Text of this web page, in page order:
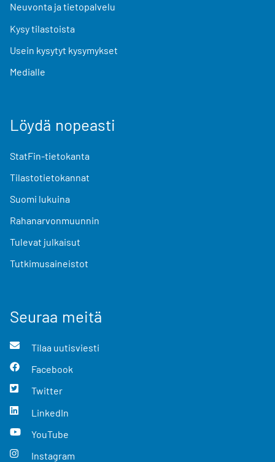
Neuvonta ja tietopalvelu
Kysy tilastoista
Usein kysytyt kysymykset
Medialle
Löydä nopeasti
StatFin-tietokanta
Tilastotietokannat
Suomi lukuina
Rahanarvonmuunnin
Tulevat julkaisut
Tutkimusaineistot
Seuraa meitä
Tilaa uutisviesti
Facebook
Twitter
LinkedIn
YouTube
Instagram